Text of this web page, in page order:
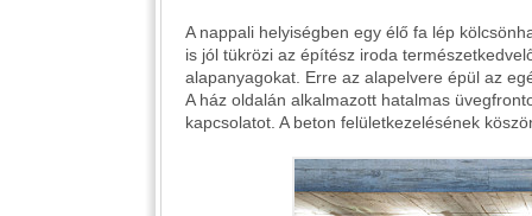
A nappali helyiségben egy élő fa lép
is jól tükrözi az építész iroda
alapanyagokat. Erre az alapelvere épül az
A ház oldalán alkalmazott hatalmas
kapcsolatot. A beton felületkezelésének